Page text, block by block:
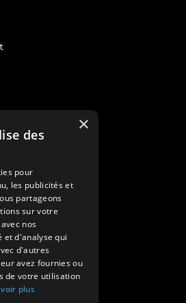
inclusives
partir en colonie
Adulte Supernova
×
des
pour
les publicités et
partageons
sur votre
nos
et d'analyse qui
d'autres
avez fournies ou
de votre utilisation
plus